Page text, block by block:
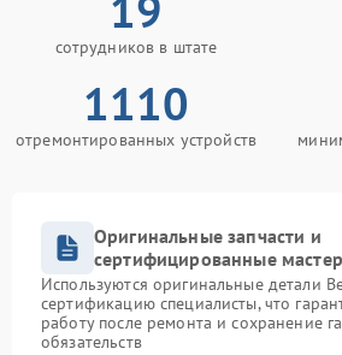
сотрудников в штате
1110
отремонтированных устройств
Оригинальные запчасти и
сертифицированные
Используются оригинальные детали
сертификацию специалисты, что
работу после ремонта и сохранение
обязательств